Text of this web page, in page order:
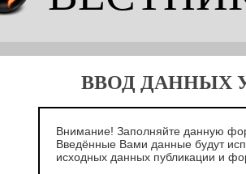
ВВОД ДАННЫХ
Внимание! Заполняйте данную
Введённые Вами данные будут
исходных данных публикации и